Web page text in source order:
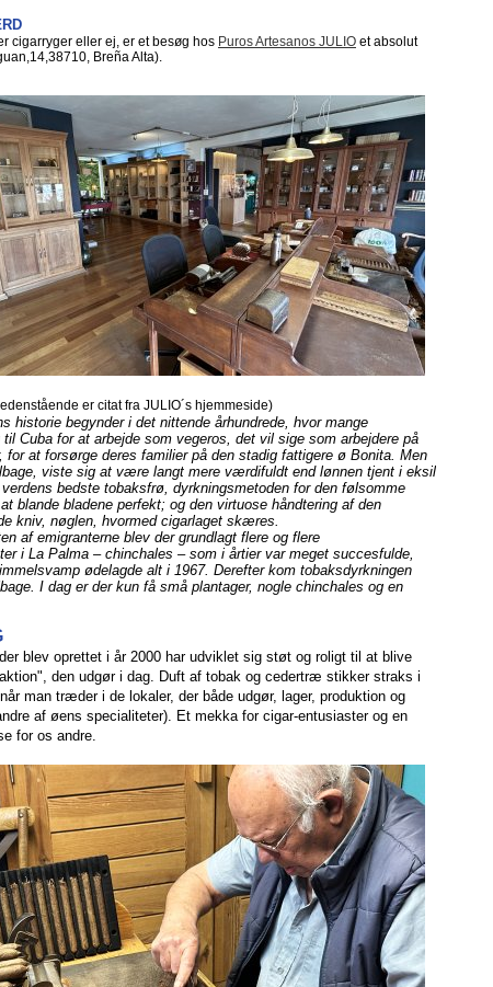
cigarryger eller ej, er et besøg hos Puros Artesanos JULIO et absolut
Breña Alta).
er citat fra JULIO´s hjemmeside)
historie begynder i det nittende århundrede, hvor mange
til Cuba for at arbejde som vegeros, det vil sige som arbejdere på
for at forsørge deres familier på den stadig fattigere ø Bonita. Men
viste sig at være langt mere værdifuldt end lønnen tjent i eksil
bedste tobaksfrø, dyrkningsmetoden for den følsomme
blande bladene perfekt; og den virtuose håndtering af den
kniv, nøglen, hvormed cigarlaget skæres.
af emigranterne blev der grundlagt flere og flere
i La Palma – chinchales – som i årtier var meget succesfulde,
ødelagde alt i 1967. Derefter kom tobaksdyrkningen
I dag er der kun få små plantager, nogle chinchales og en
blev oprettet i år 2000 har udviklet sig støt og roligt til at blive
den udgør i dag. Duft af tobak og cedertræ stikker straks i
man træder i de lokaler, der både udgør, lager, produktion og
af øens specialiteter). Et mekka for cigar-entusiaster og en
for os andre.